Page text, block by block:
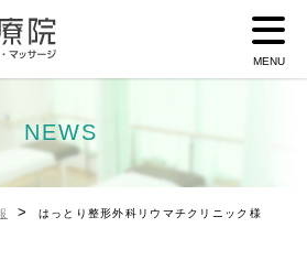
NEWS
> はっとり整形外科リウマチクリニック様